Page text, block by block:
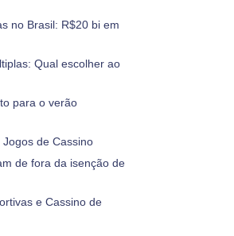
no Brasil: R$20 bi em
Qual escolher ao
para o verão
Jogos de Cassino
de fora da isenção de
e Cassino de